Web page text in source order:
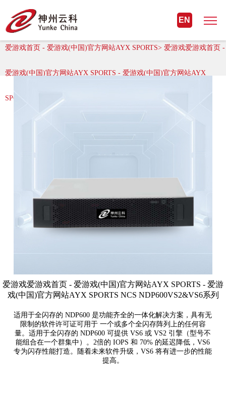
爱游戏首页 - 爱游戏(中国)官方网站
AYX SPORTS
EN
爱游戏首页 - 爱游戏(中国)官方网站AYX SPORTS> 爱游戏爱游戏首页 -
爱游戏(中国)官方网站AYX SPORTS - 爱游戏(中国)官方网站AYX
SPORTS > 数据保护系统
爱游戏爱游戏首页 - 爱游戏(中国)官方网站AYX SPORTS - 爱游
戏(中国)官方网站AYX SPORTS NCS NDP600VS2&VS6系列
适用于全闪存的 NDP600 是功能齐全的一体化解决方案，具有无
限制的软件许可证可用于 一个或多个全闪存阵列上的任何容
量。适用于全闪存的 NDP600 可提供 VS6 或 VS2 引擎（型号不
能组合在一个群集中）。2倍的 IOPS 和 70% 的延迟降低，VS6
专为闪存性能打造。随着未来软件升级，VS6 将有进一步的性能
提高。